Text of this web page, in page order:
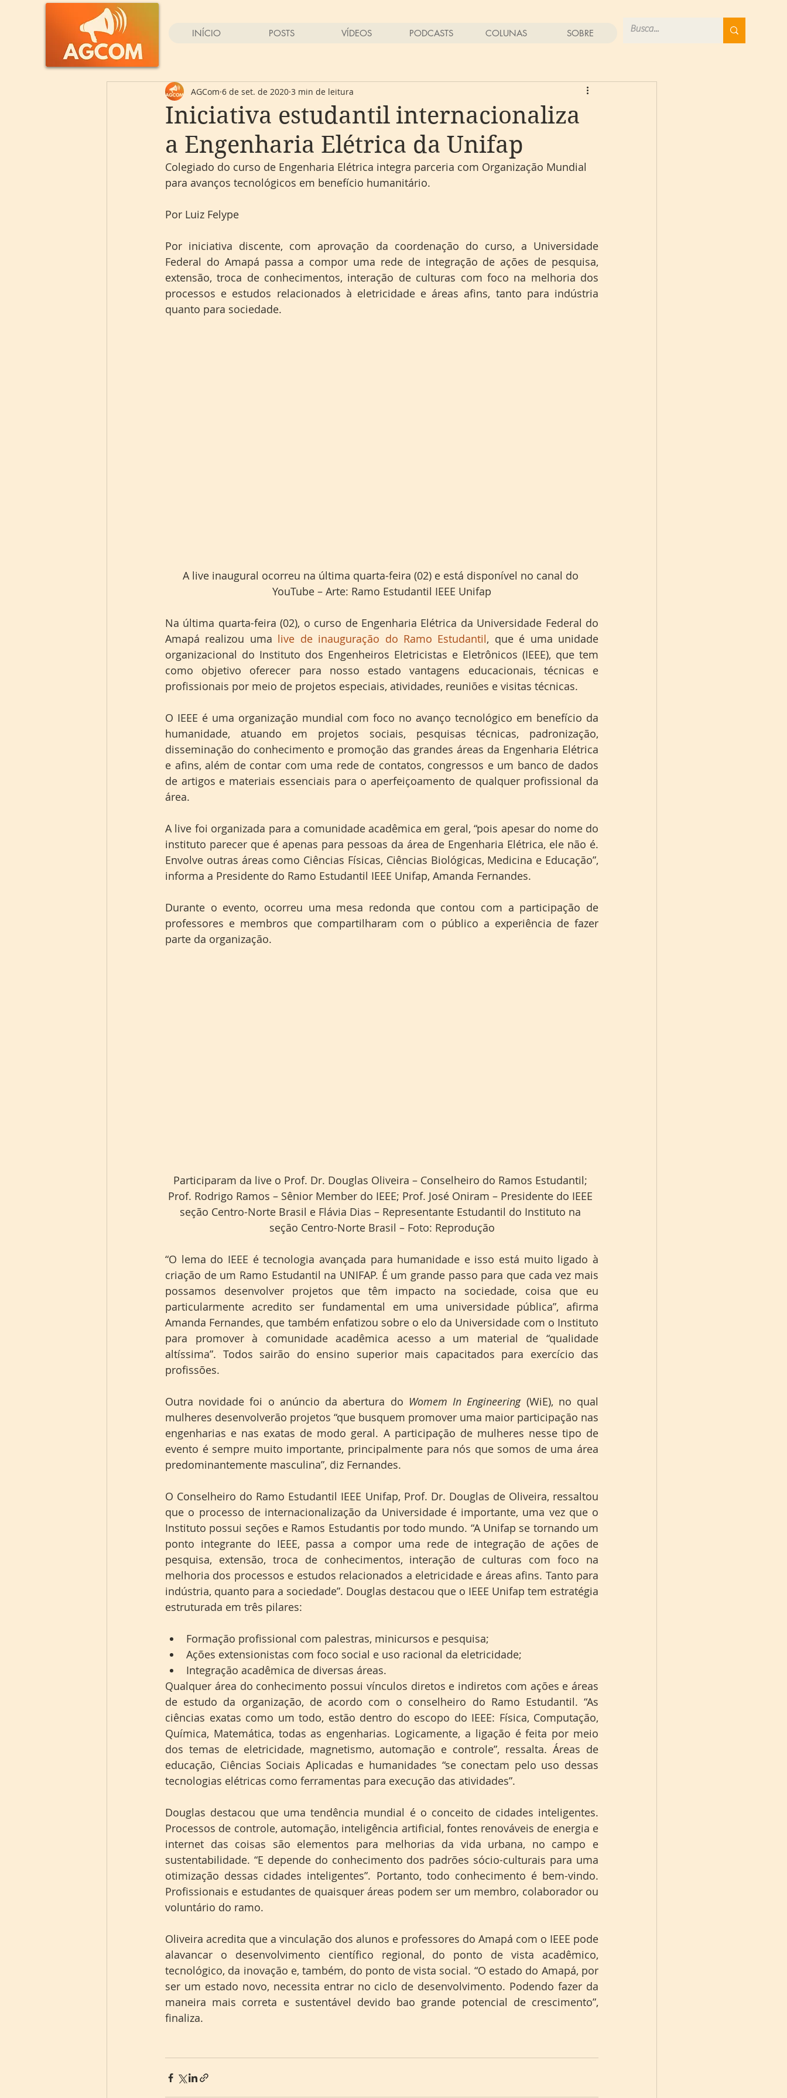
INÍCIO POSTS VÍDEOS PODCASTS COLUNAS SOBRE
Iniciativa estudantil internacionaliza
a Engenharia Elétrica da Unifap
AGCom 6 de set. de 2020 3 min de leitura
Colegiado do curso de Engenharia Elétrica integra parceria com Organização Mundial
para avanços tecnológicos em benefício humanitário.
Por Luiz Felype
Por iniciativa discente, com aprovação da coordenação do curso, a Universidade
Federal do Amapá passa a compor uma rede de integração de ações de pesquisa,
extensão, troca de conhecimentos, interação de culturas com foco na melhoria dos
processos e estudos relacionados à eletricidade e áreas afins, tanto para indústria
quanto para sociedade.
A live inaugural ocorreu na última quarta-feira (02) e está disponível no canal do
YouTube – Arte: Ramo Estudantil IEEE Unifap
Na última quarta-feira (02), o curso de Engenharia Elétrica da Universidade Federal do
Amapá realizou uma live de inauguração do Ramo Estudantil, que é uma unidade
organizacional do Instituto dos Engenheiros Eletricistas e Eletrônicos (IEEE), que tem
como objetivo oferecer para nosso estado vantagens educacionais, técnicas e
profissionais por meio de projetos especiais, atividades, reuniões e visitas técnicas.
O IEEE é uma organização mundial com foco no avanço tecnológico em benefício da
humanidade, atuando em projetos sociais, pesquisas técnicas, padronização,
disseminação do conhecimento e promoção das grandes áreas da Engenharia Elétrica
e afins, além de contar com uma rede de contatos, congressos e um banco de dados
de artigos e materiais essenciais para o aperfeiçoamento de qualquer profissional da
área.
A live foi organizada para a comunidade acadêmica em geral, “pois apesar do nome do
instituto parecer que é apenas para pessoas da área de Engenharia Elétrica, ele não é.
Envolve outras áreas como Ciências Físicas, Ciências Biológicas, Medicina e Educação”,
informa a Presidente do Ramo Estudantil IEEE Unifap, Amanda Fernandes.
Durante o evento, ocorreu uma mesa redonda que contou com a participação de
professores e membros que compartilharam com o público a experiência de fazer
parte da organização.
Participaram da live o Prof. Dr. Douglas Oliveira – Conselheiro do Ramos Estudantil;
Prof. Rodrigo Ramos – Sênior Member do IEEE; Prof. José Oniram – Presidente do IEEE
seção Centro-Norte Brasil e Flávia Dias – Representante Estudantil do Instituto na
seção Centro-Norte Brasil – Foto: Reprodução
“O lema do IEEE é tecnologia avançada para humanidade e isso está muito ligado à
criação de um Ramo Estudantil na UNIFAP. É um grande passo para que cada vez mais
possamos desenvolver projetos que têm impacto na sociedade, coisa que eu
particularmente acredito ser fundamental em uma universidade pública”, afirma
Amanda Fernandes, que também enfatizou sobre o elo da Universidade com o Instituto
para promover à comunidade acadêmica acesso a um material de “qualidade
altíssima”. Todos sairão do ensino superior mais capacitados para exercício das
profissões.
Outra novidade foi o anúncio da abertura do Womem In Engineering (WiE), no qual
mulheres desenvolverão projetos “que busquem promover uma maior participação nas
engenharias e nas exatas de modo geral. A participação de mulheres nesse tipo de
evento é sempre muito importante, principalmente para nós que somos de uma área
predominantemente masculina”, diz Fernandes.
O Conselheiro do Ramo Estudantil IEEE Unifap, Prof. Dr. Douglas de Oliveira, ressaltou
que o processo de internacionalização da Universidade é importante, uma vez que o
Instituto possui seções e Ramos Estudantis por todo mundo. “A Unifap se tornando um
ponto integrante do IEEE, passa a compor uma rede de integração de ações de
pesquisa, extensão, troca de conhecimentos, interação de culturas com foco na
melhoria dos processos e estudos relacionados a eletricidade e áreas afins. Tanto para
indústria, quanto para a sociedade”. Douglas destacou que o IEEE Unifap tem estratégia
estruturada em três pilares:
Formação profissional com palestras, minicursos e pesquisa;
Ações extensionistas com foco social e uso racional da eletricidade;
Integração acadêmica de diversas áreas.
Qualquer área do conhecimento possui vínculos diretos e indiretos com ações e áreas
de estudo da organização, de acordo com o conselheiro do Ramo Estudantil. “As
ciências exatas como um todo, estão dentro do escopo do IEEE: Física, Computação,
Química, Matemática, todas as engenharias. Logicamente, a ligação é feita por meio
dos temas de eletricidade, magnetismo, automação e controle”, ressalta. Áreas de
educação, Ciências Sociais Aplicadas e humanidades “se conectam pelo uso dessas
tecnologias elétricas como ferramentas para execução das atividades”.
Douglas destacou que uma tendência mundial é o conceito de cidades inteligentes.
Processos de controle, automação, inteligência artificial, fontes renováveis de energia e
internet das coisas são elementos para melhorias da vida urbana, no campo e
sustentabilidade. “E depende do conhecimento dos padrões sócio-culturais para uma
otimização dessas cidades inteligentes”. Portanto, todo conhecimento é bem-vindo.
Profissionais e estudantes de quaisquer áreas podem ser um membro, colaborador ou
voluntário do ramo.
Oliveira acredita que a vinculação dos alunos e professores do Amapá com o IEEE pode
alavancar o desenvolvimento científico regional, do ponto de vista acadêmico,
tecnológico, da inovação e, também, do ponto de vista social. “O estado do Amapá, por
ser um estado novo, necessita entrar no ciclo de desenvolvimento. Podendo fazer da
maneira mais correta e sustentável devido bao grande potencial de crescimento”,
finaliza.